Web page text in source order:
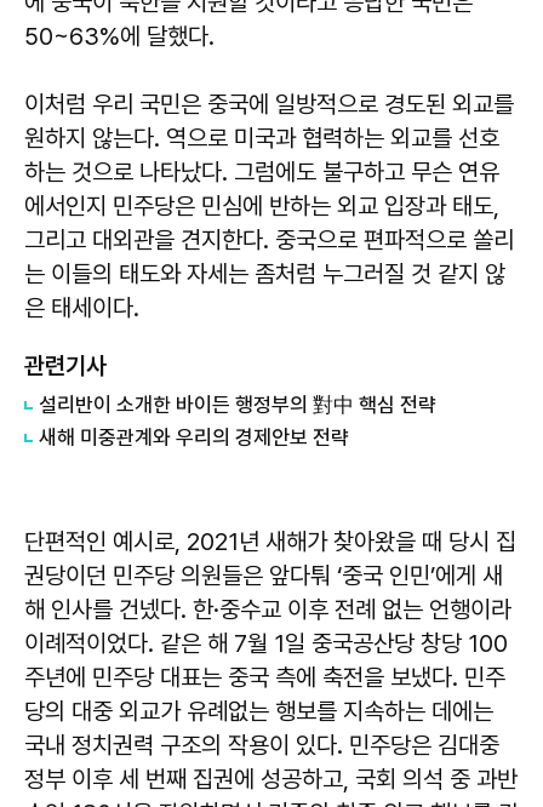
50~63%에 달했다.
이처럼 우리 국민은 중국에 일방적으로 경도된 외교를
원하지 않는다. 역으로 미국과 협력하는 외교를 선호
하는 것으로 나타났다. 그럼에도 불구하고 무슨 연유
에서인지 민주당은 민심에 반하는 외교 입장과 태도,
그리고 대외관을 견지한다. 중국으로 편파적으로 쏠리
는 이들의 태도와 자세는 좀처럼 누그러질 것 같지 않
은 태세이다.
관련기사
설리반이 소개한 바이든 행정부의 對中 핵심 전략
새해 미중관계와 우리의 경제안보 전략
단편적인 예시로, 2021년 새해가 찾아왔을 때 당시 집
권당이던 민주당 의원들은 앞다퉈 ‘중국 인민’에게 새
해 인사를 건넸다. 한·중수교 이후 전례 없는 언행이라
이례적이었다. 같은 해 7월 1일 중국공산당 창당 100
주년에 민주당 대표는 중국 측에 축전을 보냈다. 민주
당의 대중 외교가 유례없는 행보를 지속하는 데에는
국내 정치권력 구조의 작용이 있다. 민주당은 김대중
정부 이후 세 번째 집권에 성공하고, 국회 의석 중 과반